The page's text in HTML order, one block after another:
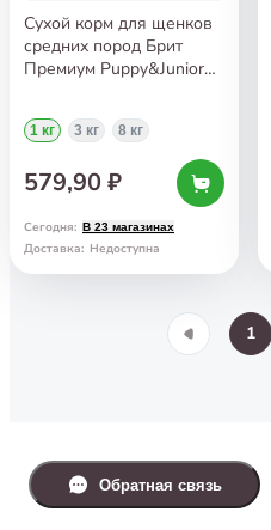
Сухой корм для щенков
средних пород Брит
Премиум Puppy&Junior
1 кг 3 кг 8 кг
579,90 ₽
Сегодня: В 23 магазинах
Доставка: Недоступна
1
Обратная связь